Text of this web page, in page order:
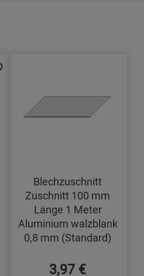
Blechzuschnitt
Zuschnitt 100 mm
Länge 1 Meter
Aluminium walzblank
0,8 mm (Standard)
3,97 €